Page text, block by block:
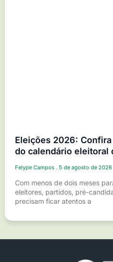
Eleições 2026:
do calendário eleitoral
Felype Campos 5 de agosto de 2026
Com menos de dois meses
eleitores, partidos, pré-
precisam ficar atentos a